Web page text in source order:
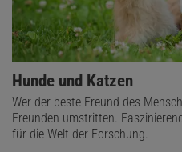
Hunde und Katzen
Wer der beste Freund des
Freunden umstritten.
für die Welt der Forschung.